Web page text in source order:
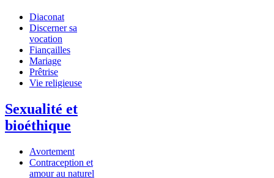
Diaconat
Discerner sa
vocation
Fiançailles
Mariage
Prêtrise
Vie religieuse
Sexualité et
bioéthique
Avortement
Contraception et
amour au naturel